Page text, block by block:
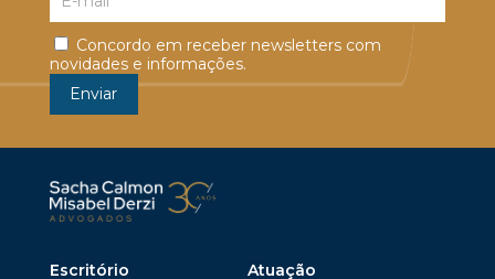
Concordo em receber newsletters com
novidades e informações.
Escritório
Atuação